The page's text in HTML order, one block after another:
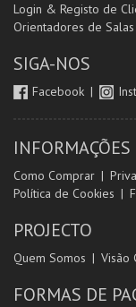
Login & Registo de
Orientadores de Salas
SIGA-NOS
Facebook
INFORMAÇÕES
Como Comprar
Política de Cookies
PROJECTO
Quem Somos Visão
FORMAS DE